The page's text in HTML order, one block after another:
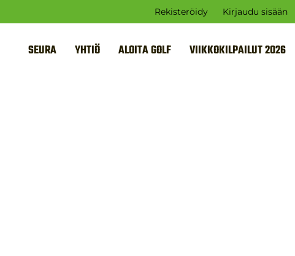
Rekisteröidy Kirjaudu sisään
SEURA YHTIÖ ALOITA GOLF VIIKKOKILPAILUT 2026